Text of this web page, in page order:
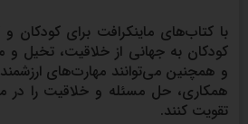
با کتاب‌های ماینکرافت برای کودکان
کودکان به جهانی از خلاقیت، تخیل و
و همچنین می‌توانند مهارت‌های
همکاری، حل مسئله و خلاقیت را در
تقویت کنند.